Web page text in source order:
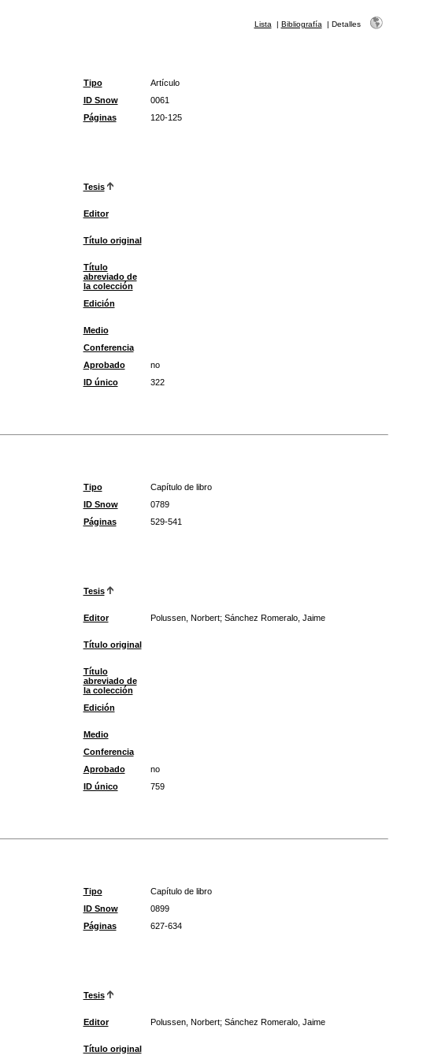
Lista | Bibliografía | Detalles
Tipo
Artículo
ID Snow
0061
Páginas
120-125
Tesis
Editor
Título original
Título
abreviado de
la colección
Edición
Medio
Conferencia
Aprobado
no
ID único
322
Tipo
Capítulo de libro
ID Snow
0789
Páginas
529-541
Tesis
Editor Polussen, Norbert; Sánchez Romeralo, Jaime
Título original
Título
abreviado de
la colección
Edición
Medio
Conferencia
Aprobado
no
ID único
759
Tipo
Capítulo de libro
ID Snow
0899
Páginas
627-634
Tesis
Editor Polussen, Norbert; Sánchez Romeralo, Jaime
Título original